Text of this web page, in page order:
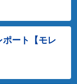
ート【モレ